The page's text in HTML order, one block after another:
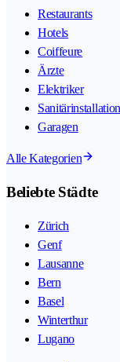
Restaurants
Hotels
Coiffeure
Ärzte
Elektriker
Sanitärinstallation
Garagen
Alle Kategorien
Beliebte Städte
Zürich
Genf
Lausanne
Bern
Basel
Winterthur
Lugano